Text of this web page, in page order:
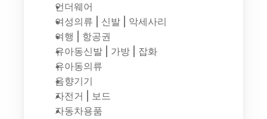
언더웨어
여성의류 | 신발 | 악세사리
여행 | 항공권
유아동신발 | 가방 | 잡화
유아동의류
음향기기
자전거 | 보드
자동차용품